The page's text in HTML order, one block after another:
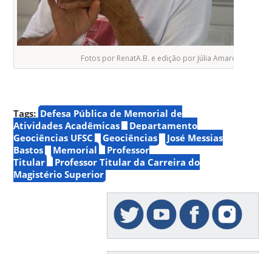
Fotos por RenatA.B. e edição por Júlia Amaro (
Tags: Defesa Pública de Memorial de
Atividades Acadêmicas
Departamento
Geociências UFSC
Geociências
José Messias
Bastos
Memorial
Professor
Titular
Professor Titular da Carreira do
Magistério Superior